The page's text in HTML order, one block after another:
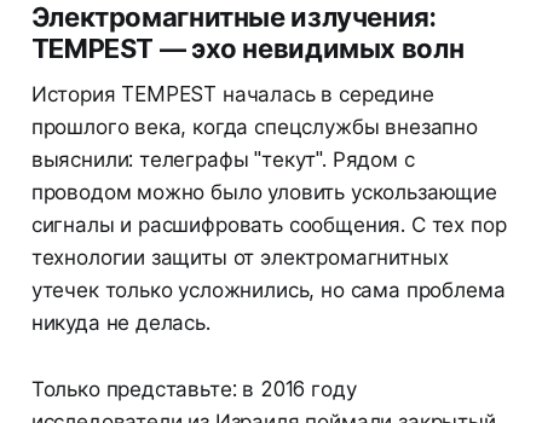
Электромагнитные излучения:
TEMPEST — эхо невидимых волн
История TEMPEST началась в середине
прошлого века, когда спецслужбы внезапно
выяснили: телеграфы "текут". Рядом с
проводом можно было уловить ускользающие
сигналы и расшифровать сообщения. С тех пор
технологии защиты от электромагнитных
утечек только усложнились, но сама проблема
никуда не делась.
Только представьте: в 2016 году